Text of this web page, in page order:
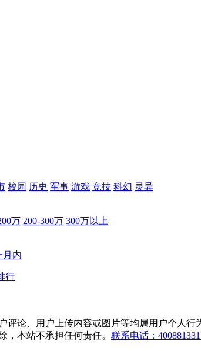
校园 历史 军事 游戏 竞技 科幻 灵异
万 200-300万 300万以上
月内
行
评论、用户上传内容或图片等均属用户个人行
，本站不承担任何责任。 联系电话：